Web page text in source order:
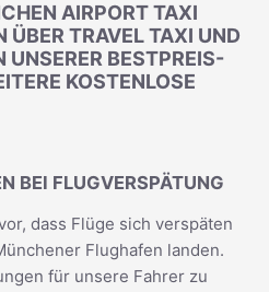
AIRPORT TAXI
ÜBER TRAVEL TAXI UND
UNSERER BESTPREIS-
KOSTENLOSE
BEI FLUGVERSPÄTUNG
dass Flüge sich verspäten
Flughafen landen.
für unsere Fahrer zu